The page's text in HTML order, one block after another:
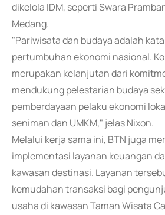
dikelola IDM, seperti Swara
Medang.
"Pariwisata dan budaya adalah
pertumbuhan ekonomi nasional.
merupakan kelanjutan dari
mendukung pelestarian budaya
pemberdayaan pelaku ekonomi
seniman dan UMKM," jelas Nixon.
Melalui kerja sama ini, BTN juga
implementasi layanan keuangan
kawasan destinasi. Layanan
kemudahan transaksi bagi
usaha di kawasan Taman Wisata